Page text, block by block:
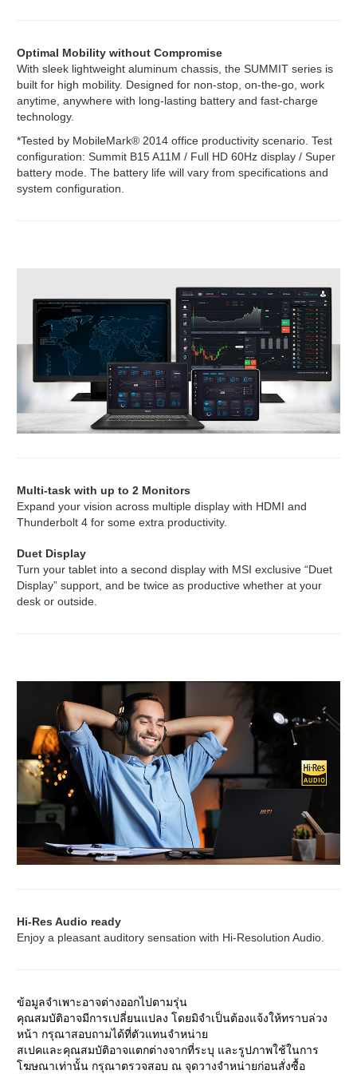
Optimal Mobility without Compromise
With sleek lightweight aluminum chassis, the SUMMIT series is
built for high mobility. Designed for non-stop, on-the-go, work
anytime, anywhere with long-lasting battery and fast-charge
technology.
*Tested by MobileMark® 2014 office productivity scenario. Test
configuration: Summit B15 A11M / Full HD 60Hz display / Super
battery mode. The battery life will vary from specifications and
system configuration.
Multi-task with up to 2 Monitors
Expand your vision across multiple display with HDMI and
Thunderbolt 4 for some extra productivity.
Duet Display
Turn your tablet into a second display with MSI exclusive “Duet
Display” support, and be twice as productive whether at your
desk or outside.
Hi-Res Audio ready
Enjoy a pleasant auditory sensation with Hi-Resolution Audio.
ข้อมูลจำเพาะอาจต่างออกไปตามรุ่น
คุณสมบัติอาจมีการเปลี่ยนแปลง โดยมิจำเป็นต้องแจ้งให้ทราบล่วง
หน้า กรุณาสอบถามได้ที่ตัวแทนจำหน่าย
สเปคและคุณสมบัติอาจแตกต่างจากที่ระบุ และรูปภาพใช้ในการ
โฆษณาเท่านั้น กรุณาตรวจสอบ ณ จุดวางจำหน่ายก่อนสั่งซื้อ